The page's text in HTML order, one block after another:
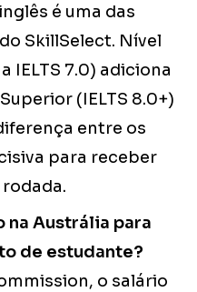
é uma das
SkillSelect. Nível
IELTS 7.0) adiciona
(IELTS 8.0+)
entre os
para receber
na Austrália para
de estudante?
o salário